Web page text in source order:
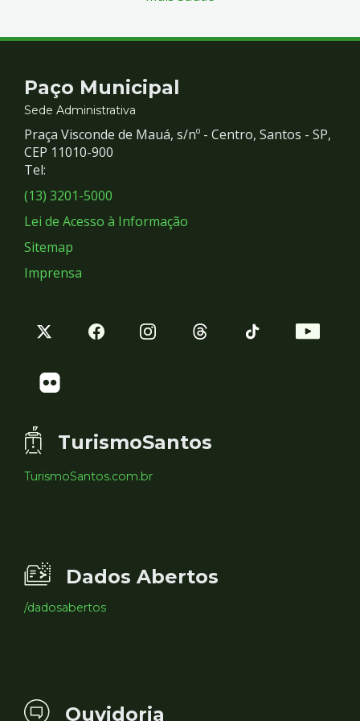
Contato
e
Redes
Sociais
Paço Municipal
Sede Administrativa
Praça Visconde de Mauá, s/nº - Centro, Santos - SP,
CEP 11010-900
Tel:
(13) 3201-5000
Lei de Acesso à Informação
Sitemap
Imprensa
TurismoSantos
TurismoSantos.com.br
Dados Abertos
/dadosabertos
Ouvidoria